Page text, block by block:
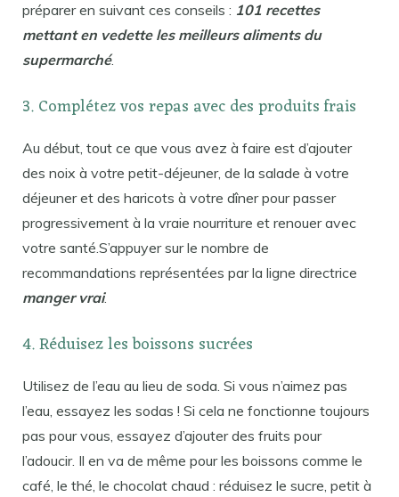
préparer en suivant ces conseils : 101 recettes
mettant en vedette les meilleurs aliments du
supermarché.
3. Complétez vos repas avec des produits frais
Au début, tout ce que vous avez à faire est d’ajouter
des noix à votre petit-déjeuner, de la salade à votre
déjeuner et des haricots à votre dîner pour passer
progressivement à la vraie nourriture et renouer avec
votre santé.S’appuyer sur le nombre de
recommandations représentées par la ligne directrice
manger vrai.
4. Réduisez les boissons sucrées
Utilisez de l’eau au lieu de soda. Si vous n’aimez pas
l’eau, essayez les sodas ! Si cela ne fonctionne toujours
pas pour vous, essayez d’ajouter des fruits pour
l’adoucir. Il en va de même pour les boissons comme le
café, le thé, le chocolat chaud : réduisez le sucre, petit à